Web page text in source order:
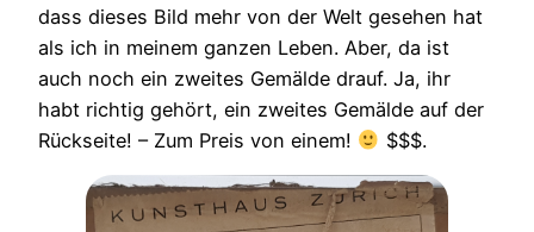
dass dieses Bild mehr von der Welt gesehen hat
als ich in meinem ganzen Leben. Aber, da ist
auch noch ein zweites Gemälde drauf. Ja, ihr
habt richtig gehört, ein zweites Gemälde auf der
Rückseite! – Zum Preis von einem!
$$$.